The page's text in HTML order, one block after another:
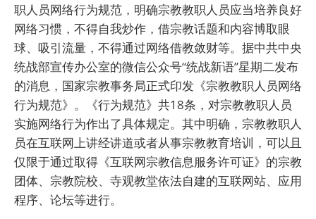
职人员网络行为规范，明确宗教教职人员应当培养良好
网络习惯，不得自我炒作，借宗教话题和内容博取眼
球、吸引流量，不得通过网络借教敛财等。据中共中央
统战部宣传办公室的微信公众号“统战新语”星期二发布
的消息，国家宗教事务局正式印发《宗教教职人员网络
行为规范》。《行为规范》共18条，对宗教教职人员
实施网络行为作出了具体规定。其中明确，宗教教职人
员在互联网上讲经讲道或者从事宗教教育培训，可以且
仅限于通过取得《互联网宗教信息服务许可证》的宗教
团体、宗教院校、寺观教堂依法自建的互联网站、应用
程序、论坛等进行。